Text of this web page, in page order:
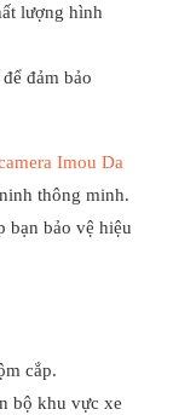
lượng hình
đảm bảo
Imou Da
thông minh.
bạn bảo vệ hiệu
cắp.
bộ khu vực xe